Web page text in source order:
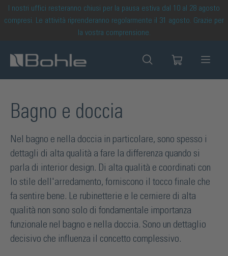
principale
I nostri uffici resteranno chiusi per la pausa estiva dal 10 al 28 agosto
compresi. Le attività riprenderanno regolarmente il 31 agosto. Grazie per
la vostra comprensione.
Bagno e doccia
Nel bagno e nella doccia in particolare, sono spesso i
dettagli di alta qualità a fare la differenza quando si
parla di interior design. Di alta qualità e coordinati con
lo stile dell'arredamento, forniscono il tocco finale che
fa sentire bene. Le rubinetterie e le cerniere di alta
qualità non sono solo di fondamentale importanza
funzionale nel bagno e nella doccia. Sono un dettaglio
decisivo che influenza il concetto complessivo.